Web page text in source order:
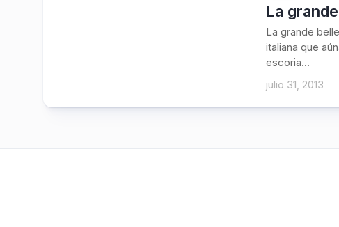
La
La grande
italiana que
escoria...
julio 31, 2013